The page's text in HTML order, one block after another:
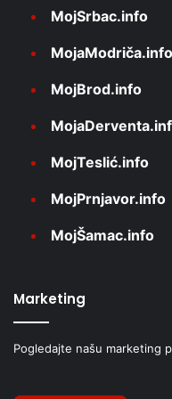
MojSrbac.info
MojaModriča.info
MojBrod.info
MojTeslić.info
MojPrnjavor.info
MojŠamac.info
Marketing
Pogledajte našu marketing